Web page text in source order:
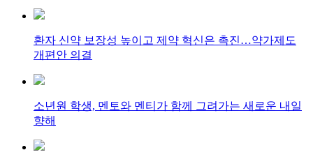
환자 신약 보장성 높이고 제약 혁신은 촉진…약가제도
개편안 의결
소년원 학생, 멘토와 멘티가 함께 그려가는 새로운 내일
향해